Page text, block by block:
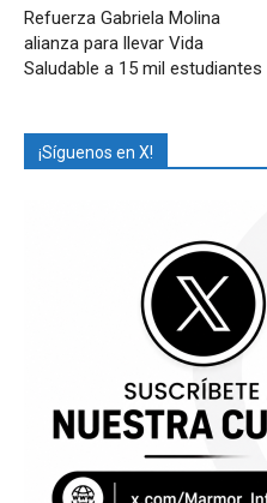
Refuerza Gabriela Molina
alianza para llevar Vida
Saludable a 15 mil estudiantes
¡Síguenos en X!